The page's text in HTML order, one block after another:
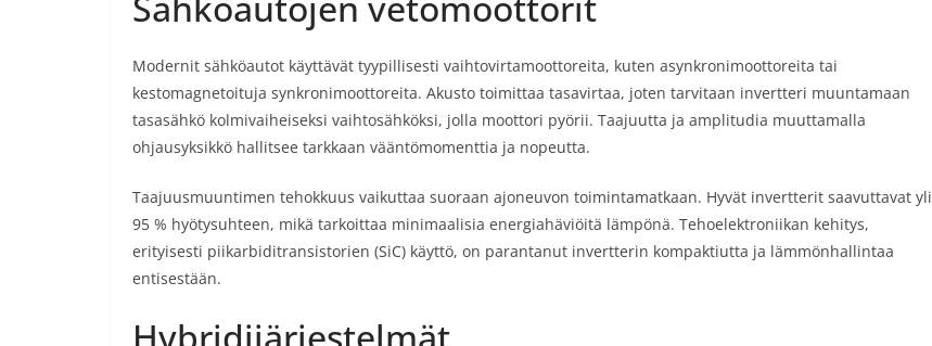
Modernit sähköautot käyttävät tyypillisesti vaihtovirtamoottoreita, kuten asynkronimoottoreita tai
kestomagnetoituja synkronimoottoreita. Akusto toimittaa tasavirtaa, joten tarvitaan invertteri muuntamaan
tasasähkö kolmivaiheiseksi vaihtosähköksi, jolla moottori pyörii. Taajuutta ja amplitudia muuttamalla
ohjausyksikkö hallitsee tarkkaan vääntömomenttia ja nopeutta.
Taajuusmuuntimen tehokkuus vaikuttaa suoraan ajoneuvon toimintamatkaan. Hyvät invertterit saavuttavat yli
95 % hyötysuhteen, mikä tarkoittaa minimaalisia energiahäviöitä lämpönä. Tehoelektroniikan kehitys,
erityisesti piikarbiditransistorien (SiC) käyttö, on parantanut invertterin kompaktiutta ja lämmönhallintaa
entisestään.